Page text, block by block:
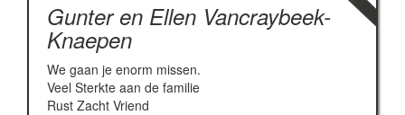
Gunter en Ellen Vancraybeek-
Knaepen
We gaan je enorm missen.
Veel Sterkte aan de familie
Rust Zacht Vriend